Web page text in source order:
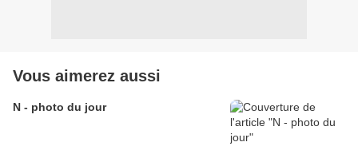
Vous aimerez aussi
N - photo du jour